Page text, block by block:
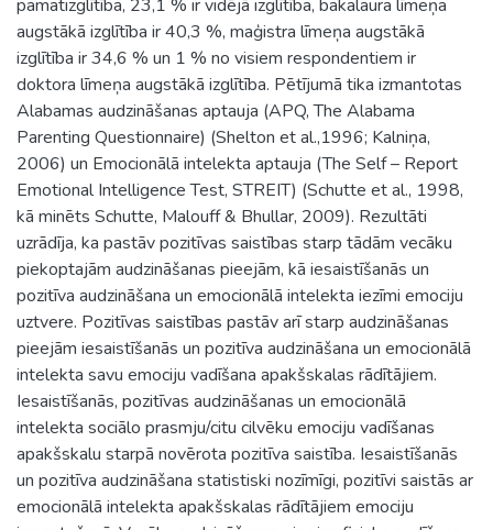
pamatizglītība, 23,1 % ir vidējā izglītība, bakalaura līmeņa
augstākā izglītība ir 40,3 %, maģistra līmeņa augstākā
izglītība ir 34,6 % un 1 % no visiem respondentiem ir
doktora līmeņa augstākā izglītība. Pētījumā tika izmantotas
Alabamas audzināšanas aptauja (APQ, The Alabama
Parenting Questionnaire) (Shelton et al.,1996; Kalniņa,
2006) un Emocionālā intelekta aptauja (The Self – Report
Emotional Intelligence Test, STREIT) (Schutte et al., 1998,
kā minēts Schutte, Malouff & Bhullar, 2009). Rezultāti
uzrādīja, ka pastāv pozitīvas saistības starp tādām vecāku
piekoptajām audzināšanas pieejām, kā iesaistīšanās un
pozitīva audzināšana un emocionālā intelekta iezīmi emociju
uztvere. Pozitīvas saistības pastāv arī starp audzināšanas
pieejām iesaistīšanās un pozitīva audzināšana un emocionālā
intelekta savu emociju vadīšana apakšskalas rādītājiem.
Iesaistīšanās, pozitīvas audzināšanas un emocionālā
intelekta sociālo prasmju/citu cilvēku emociju vadīšanas
apakšskalu starpā novērota pozitīva saistība. Iesaistīšanās
un pozitīva audzināšana statistiski nozīmīgi, pozitīvi saistās ar
emocionālā intelekta apakšskalas rādītājiem emociju